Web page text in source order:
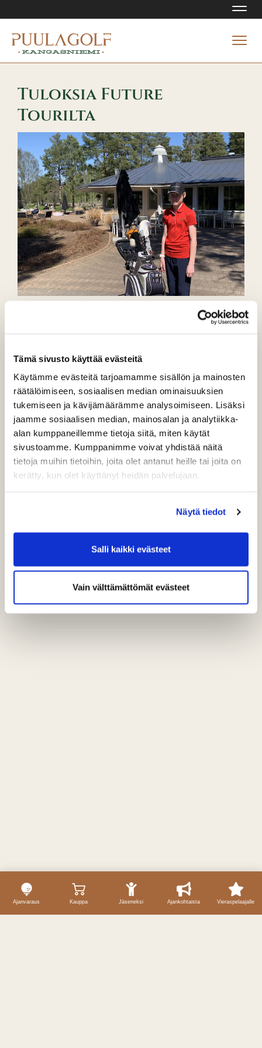
Tämä sivusto käyttää evästeitä
Käytämme evästeitä tarjoamamme sisällön ja mainosten
räätälöimiseen, sosiaalisen median ominaisuuksien
tukemiseen ja kävijämäärämme analysoimiseen. Lisäksi
jaamme sosiaalisen median, mainosalan ja analytiikka-
alan kumppaneillemme tietoja siitä, miten käytät
sivustoamme. Kumppanimme voivat yhdistää näitä
tietoja muihin tietoihin, joita olet antanut heille tai joita on
kerätty, kun olet käyttänyt heidän palvelujaan.
Näytä tiedot
Salli kaikki evästeet
Vain välttämättömät evästeet
Ajanvaraus Kauppa Jäseneksi Ajankohtaista Vieraspelaajalle
Tuloksia Future
Tourilta
PuulaGolfin Ilari Lappalainen on osallistunut kevään aikana
sarjassa, jossa pelataan maximum score scratch pelimuotoa.
19.5. Kymen Golfissa pelatussa kilpailussa Ilari sijoittui
kuudenneksi.
Toinen osakilpailu pelattiin 5.6. helteisessä kelissä Golf
Porrassalmessa, jossa Ilari oli kolmas ja 12.6. pelattiin Imatran
golfissa, jossa Ilari sijoittui neljänneksi.